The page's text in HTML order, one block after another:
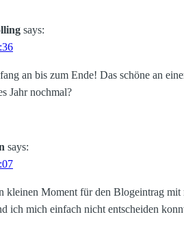
says:
an bis zum Ende! Das schöne an
Jahr nochmal?
says:
kleinen Moment für den Blogeintrag
ich mich einfach nicht entscheiden